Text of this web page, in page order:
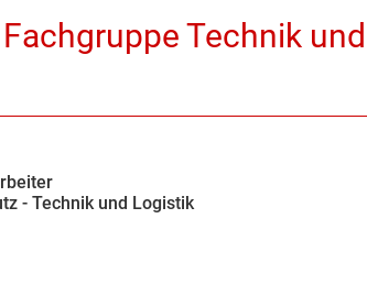
Technik und
- Technik und Logistik